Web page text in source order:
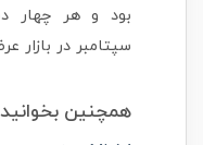
سپتامبر در بازار
همچنین